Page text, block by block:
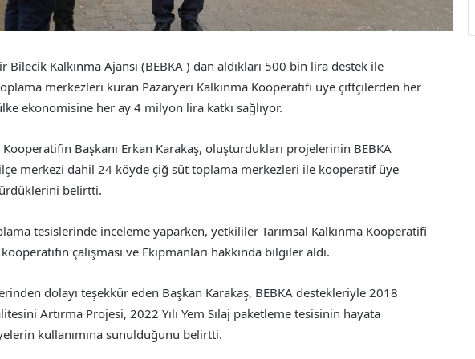
Bilecik Kalkınma Ajansı (BEBKA ) dan aldıkları 500 bin lira destek ile
merkezleri kuran Pazaryeri Kalkınma Kooperatifi üye çiftçilerden her
ekonomisine her ay 4 milyon lira katkı sağlıyor.
Başkanı Erkan Karakaş, oluşturdukları projelerinin BEBKA
merkezi dahil 24 köyde çiğ süt toplama merkezleri ile kooperatif üye
belirtti.
tesislerinde inceleme yaparken, yetkililer Tarımsal Kalkınma Kooperatifi
çalışması ve Ekipmanları hakkında bilgiler aldı.
dolayı teşekkür eden Başkan Karakaş, BEBKA destekleriyle 2018
Artırma Projesi, 2022 Yılı Yem Sılaj paketleme tesisinin hayata
kullanımına sunulduğunu belirtti.